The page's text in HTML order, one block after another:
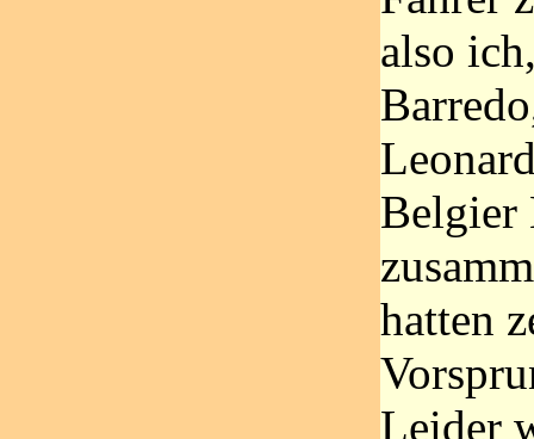
also
Belgier
hatten
Leider